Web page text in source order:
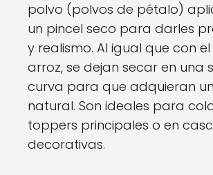
polvo (polvos de pétalo)
un pincel seco para darles
y realismo. Al igual que con
arroz, se dejan secar en una
curva para que adquieran
natural. Son ideales para
toppers principales o en
decorativas.